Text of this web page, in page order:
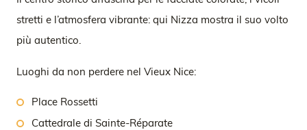
stretti e l’atmosfera vibrante: qui Nizza mostra il suo volto
più autentico.
Luoghi da non perdere nel Vieux Nice:
Place Rossetti
Cattedrale di Sainte-Réparate